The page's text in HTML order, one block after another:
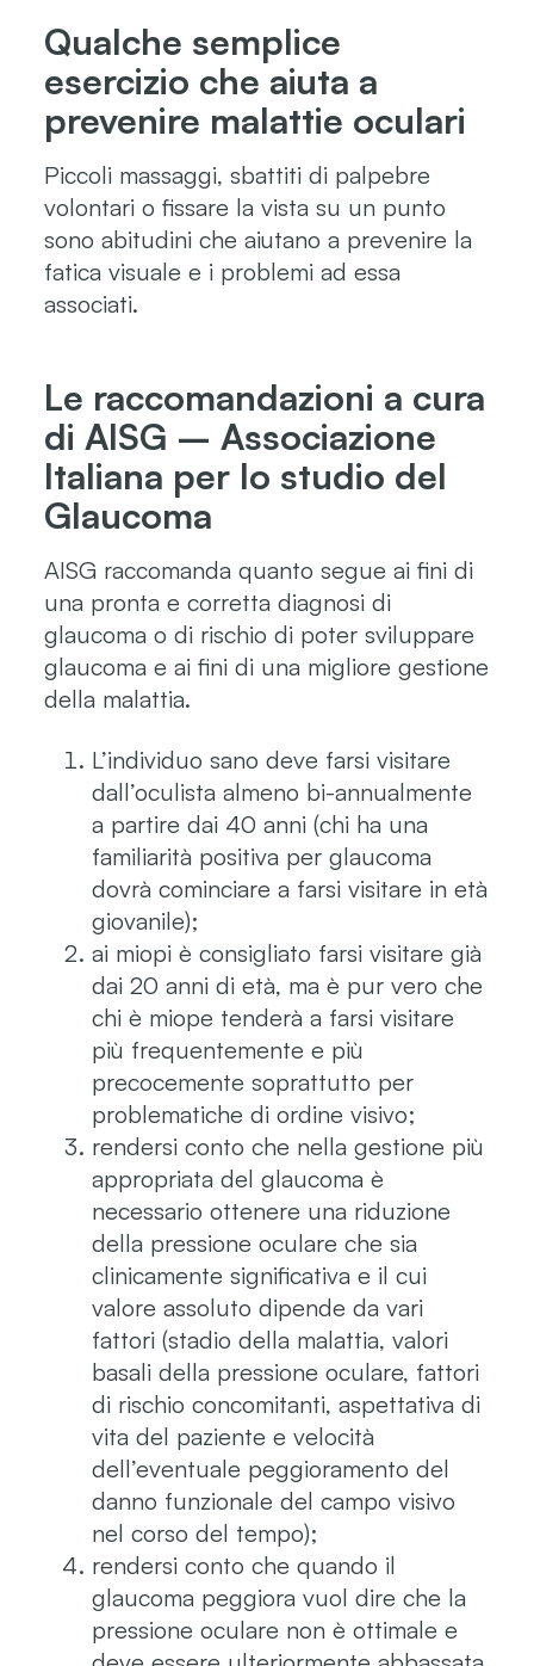
Qualche semplice
esercizio che aiuta a
prevenire malattie oculari
Piccoli massaggi, sbattiti di palpebre
volontari o fissare la vista su un punto
sono abitudini che aiutano a prevenire la
fatica visuale e i problemi ad essa
associati.
Le raccomandazioni a cura
di AISG – Associazione
Italiana per lo studio del
Glaucoma
AISG raccomanda quanto segue ai fini di
una pronta e corretta diagnosi di
glaucoma o di rischio di poter sviluppare
glaucoma e ai fini di una migliore gestione
della malattia.
L’individuo sano deve farsi visitare
dall’oculista almeno bi-annualmente
a partire dai 40 anni (chi ha una
familiarità positiva per glaucoma
dovrà cominciare a farsi visitare in età
giovanile);
ai miopi è consigliato farsi visitare già
dai 20 anni di età, ma è pur vero che
chi è miope tenderà a farsi visitare
più frequentemente e più
precocemente soprattutto per
problematiche di ordine visivo;
rendersi conto che nella gestione più
appropriata del glaucoma è
necessario ottenere una riduzione
della pressione oculare che sia
clinicamente significativa e il cui
valore assoluto dipende da vari
fattori (stadio della malattia, valori
basali della pressione oculare, fattori
di rischio concomitanti, aspettativa di
vita del paziente e velocità
dell’eventuale peggioramento del
danno funzionale del campo visivo
nel corso del tempo);
rendersi conto che quando il
glaucoma peggiora vuol dire che la
pressione oculare non è ottimale e